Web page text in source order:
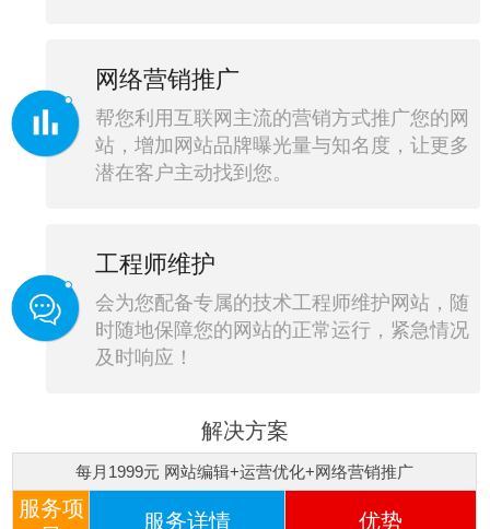
网络营销推广
帮您利用互联网主流的营销方式推广您的网
站，增加网站品牌曝光量与知名度，让更多
潜在客户主动找到您。
工程师维护
会为您配备专属的技术工程师维护网站，随
时随地保障您的网站的正常运行，紧急情况
及时响应！
解决方案
每月1999元 网站编辑+运营优化+网络营销推广
服务项
服务详情 优势